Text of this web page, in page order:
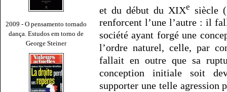
2009 - O pensamento tornado
dança. Estudos em torno de
George Steiner
et du début du XIXe siècle
renforcent l’une l’autre : il
société ayant forgé une
l’ordre naturel, celle, par
fallait en outre que sa
conception initiale soit
supporter une telle agression